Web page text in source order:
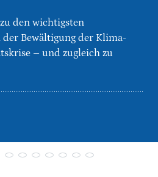
den wichtigsten
Bewältigung der Klima-
– und zugleich zu